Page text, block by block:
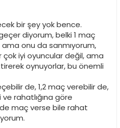
bir şey yok bence.
diyorum, belki 1 maç
onu da sanmıyorum,
iyi oyuncular değil, ama
oynuyorlar, bu önemli
de, 1,2 maç verebilir de,
rahatlığına göre
maç verse bile rahat